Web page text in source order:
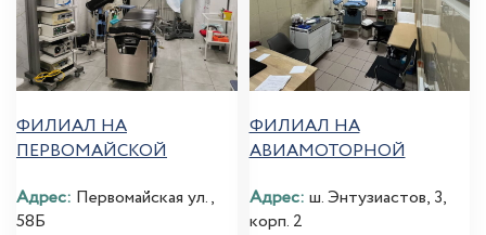
ФИЛИАЛ НА
ПЕРВОМАЙСКОЙ
Адрес: Первомайская ул.,
58Б
ФИЛИАЛ НА
АВИАМОТОРНОЙ
Адрес: ш. Энтузиастов, 3,
корп. 2